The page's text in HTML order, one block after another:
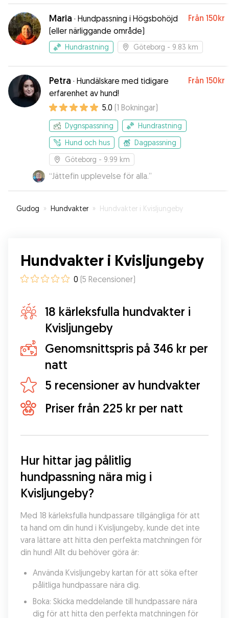
Maria · Hundpassning i Högsbohöjd
(eller närliggande område)
Från 150kr
Hundrastning Göteborg - 9.83 km
Petra · Hundälskare med tidigare
erfarenhet av hund!
Från 150kr
5.0 (1 Bokningar)
Dygnspassning
Hundrastning
Hund och hus
Dagpassning
Göteborg - 9.99 km
“Jättefin upplevelse för alla.”
Gudog » Hundvakter » Hundvakter i Kvisljungeby
Hundvakter i Kvisljungeby
0 (5 Recensioner)
18 kärleksfulla hundvakter i
Kvisljungeby
Genomsnittspris på 346 kr per
natt
5 recensioner av hundvakter
Priser från 225 kr per natt
Hur hittar jag pålitlig
hundpassning nära mig i
Kvisljungeby?
Med 18 kärleksfulla hundpassare tillgängliga för att
ta hand om din hund i Kvisljungeby, kunde det inte
vara lättare att hitta den perfekta matchningen för
din hund! Allt du behöver göra är:
Använda Kvisljungeby kartan för att söka efter
pålitliga hundpassare nära dig.
Boka: Skicka meddelande till hundpassare nära
dig för att hitta den perfekta matchningen för